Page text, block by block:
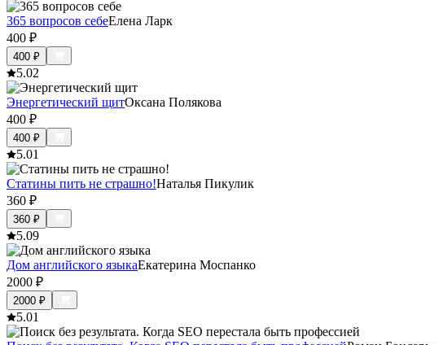
365 вопросов себеЕлена Ларк
400 ₽
400 ₽
5.02
Энергетический щитОксана Полякова
400 ₽
400 ₽
5.01
Статины пить не страшно!Наталья Пикулик
360 ₽
360 ₽
5.09
Дом английского языкаЕкатерина Моспанко
2000 ₽
2000 ₽
5.01